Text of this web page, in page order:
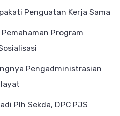
Penguatan Kerja Sama
Program
Pengadministrasian
Plh Sekda, DPC PJS